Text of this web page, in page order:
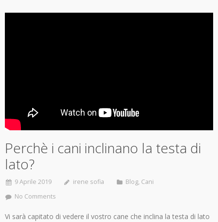
Perchè i cani inclinano la testa di
lato?
9 Aprile 2019 irene sofia Blog, Cani
No Comments
Vi sarà capitato di vedere il vostro cane che inclina la testa di lato